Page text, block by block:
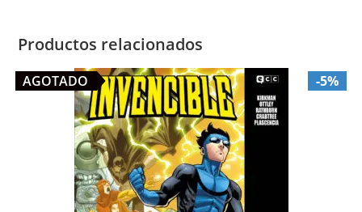
Productos relacionados
-5%
AGOTADO